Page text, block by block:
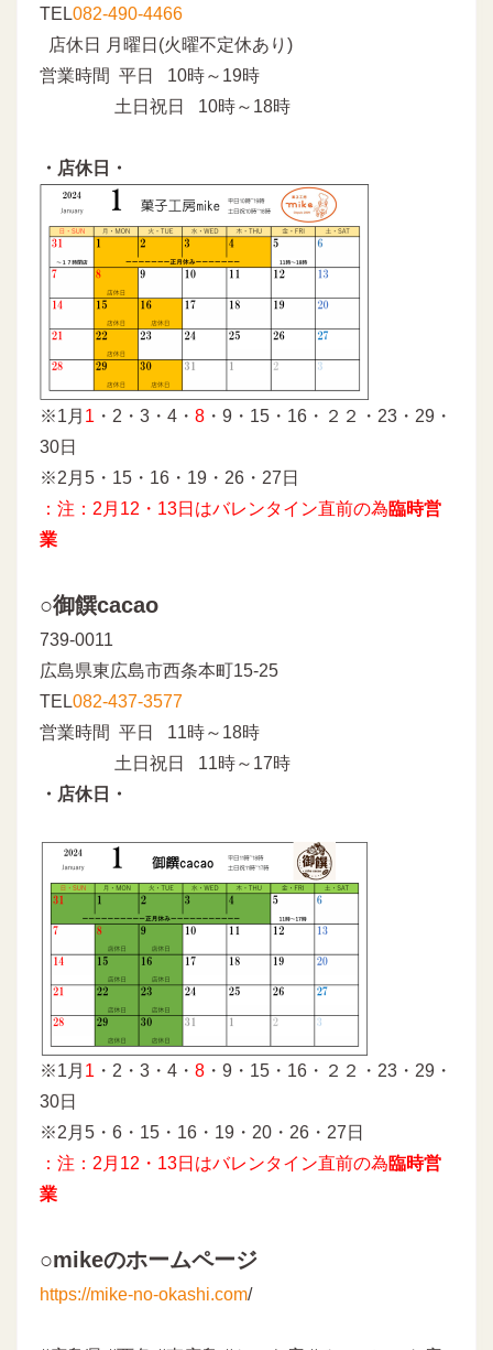
TEL082-490-4466
店休日 月曜日(火曜不定休あり)
営業時間 平日 10時～19時
土日祝日 10時～18時
・店休日・
※1月 1 ・2・3・4・ 8 ・9・15・16・２２・23・29・
30日
※2月5・15・16・19・26・27日
：注：2月12・13日はバレンタイン直前の為臨時営
業
○御饌cacao
739-0011
広島県東広島市西条本町15-25
TEL082-437-3577
営業時間 平日 11時～18時
土日祝日 11時～17時
・店休日・
※1月 1 ・2・3・4・ 8 ・9・15・16・２２・23・29・
30日
※2月5・6・15・16・19・20・26・27日
：注：2月12・13日はバレンタイン直前の為臨時営
業
○mikeのホームページ
https://mike-no-okashi.com/